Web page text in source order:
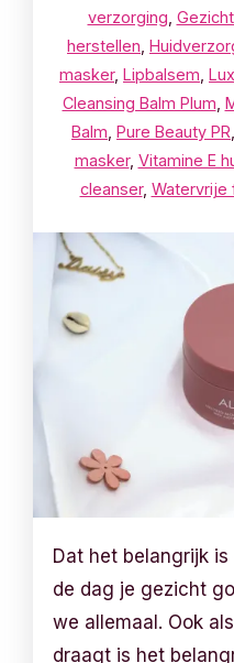
verzorging
herstellen
masker, Lipbalsem
Cleansing Balm Plum
Balm Pure Beauty PR
masker, Vitamine E
cleanser, Watervrije
Dat het belangrijk
de dag je gezicht
we allemaal. Ook
draagt is het